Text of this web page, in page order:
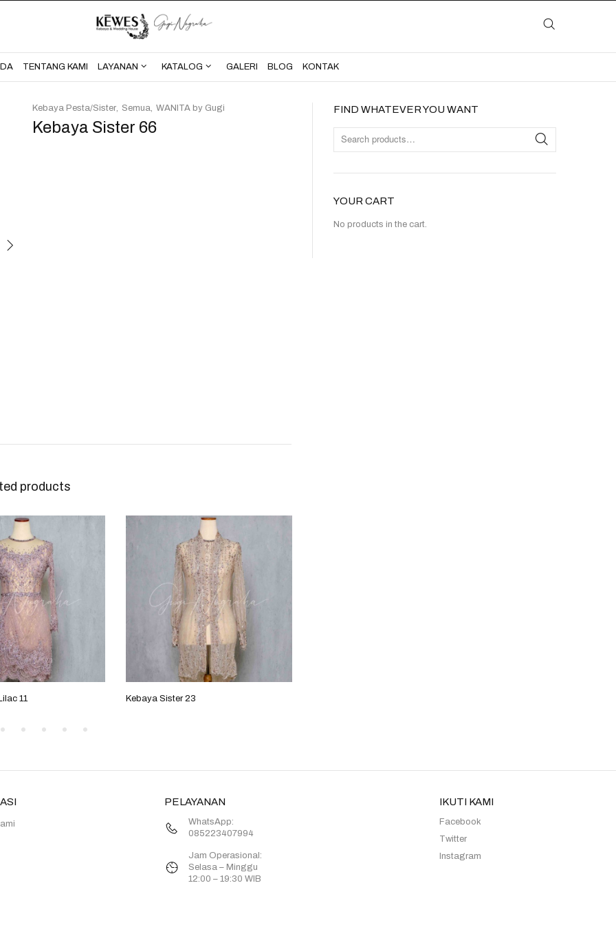
BERANDA KONTAK
TENTANG KAMI LAYANAN KATALOG GALERI BLOG KONTAK
FIND WHATEVER YOU WANT
YOUR CART
No products in the cart.
Kebaya Sister 66
Kebaya Pesta/Sister Semua WANITA by Gugi
products
11 Kebaya Sister 23
PELAYANAN
WhatsApp:
085223407994
Jam Operasional:
Selasa – Minggu
12:00 – 19:30 WIB
IKUTI KAMI
Facebook
Twitter
Instagram